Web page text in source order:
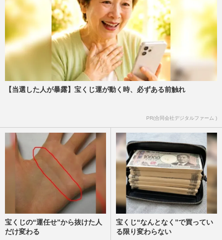
【当選した人が暴露】宝くじ運が動く時、必ずある前触れ
PR(合同会社デジタルファーム )
宝くじの“運任せ”から抜けた人
だけ変わる
宝くじ“なんとなく”で買ってい
る限り変わらない